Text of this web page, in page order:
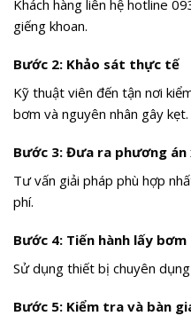
Khách hàng liên hệ hotline
giếng khoan.
Bước 2: Khảo sát thực tế
Kỹ thuật viên đến tận nơi
bơm và nguyên nhân gây kẹt.
Bước 3: Đưa ra phương
Tư vấn giải pháp phù hợp
phí.
Bước 4: Tiến hành lấy bơm
Sử dụng thiết bị chuyên
Bước 5: Kiểm tra và bàn